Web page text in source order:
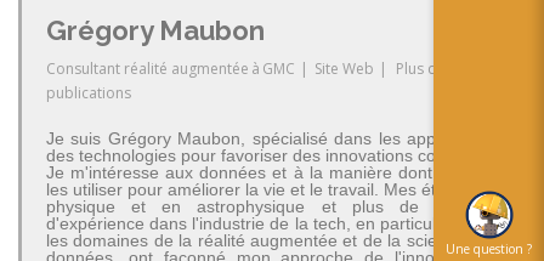
Grégory Maubon
Consultant réalité augmentée à GMC | Site Web |
Plus de
publications
Je suis Grégory Maubon, spécialisé dans les applications
des technologies pour favoriser des innovations concrètes.
Je m'intéresse aux données et à la manière dont on peut
les utiliser pour améliorer la vie et le travail. Mes études en
physique et en astrophysique et plus de 30 ans
d'expérience dans l'industrie de la tech, en particulier dans
les domaines de la réalité augmentée et de la science des
Une question ?